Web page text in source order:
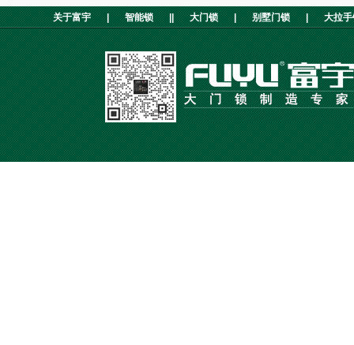
关于富宇 | 智能锁 || 大门锁 | 别墅门锁 | 大拉